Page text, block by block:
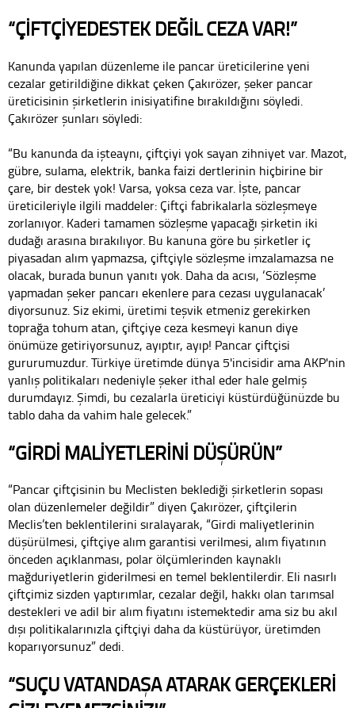
“ÇİFTÇİYEDESTEK DEĞİL CEZA VAR!”
Kanunda yapılan düzenleme ile pancar üreticilerine yeni
cezalar getirildiğine dikkat çeken Çakırözer, şeker pancar
üreticisinin şirketlerin inisiyatifine bırakıldığını söyledi.
Çakırözer şunları söyledi:
“Bu kanunda da işteaynı, çiftçiyi yok sayan zihniyet var. Mazot,
gübre, sulama, elektrik, banka faizi dertlerinin hiçbirine bir
çare, bir destek yok! Varsa, yoksa ceza var. İşte, pancar
üreticileriyle ilgili maddeler: Çiftçi fabrikalarla sözleşmeye
zorlanıyor. Kaderi tamamen sözleşme yapacağı şirketin iki
dudağı arasına bırakılıyor. Bu kanuna göre bu şirketler iç
piyasadan alım yapmazsa, çiftçiyle sözleşme imzalamazsa ne
olacak, burada bunun yanıtı yok. Daha da acısı, ‘Sözleşme
yapmadan şeker pancarı ekenlere para cezası uygulanacak’
diyorsunuz. Siz ekimi, üretimi teşvik etmeniz gerekirken
toprağa tohum atan, çiftçiye ceza kesmeyi kanun diye
önümüze getiriyorsunuz, ayıptır, ayıp! Pancar çiftçisi
gururumuzdur. Türkiye üretimde dünya 5'incisidir ama AKP'nin
yanlış politikaları nedeniyle şeker ithal eder hale gelmiş
durumdayız. Şimdi, bu cezalarla üreticiyi küstürdüğünüzde bu
tablo daha da vahim hale gelecek.”
“GİRDİ MALİYETLERİNİ DÜŞÜRÜN”
“Pancar çiftçisinin bu Meclisten beklediği şirketlerin sopası
olan düzenlemeler değildir” diyen Çakırözer, çiftçilerin
Meclis’ten beklentilerini sıralayarak, “Girdi maliyetlerinin
düşürülmesi, çiftçiye alım garantisi verilmesi, alım fiyatının
önceden açıklanması, polar ölçümlerinden kaynaklı
mağduriyetlerin giderilmesi en temel beklentilerdir. Eli nasırlı
çiftçimiz sizden yaptırımlar, cezalar değil, hakkı olan tarımsal
destekleri ve adil bir alım fiyatını istemektedir ama siz bu akıl
dışı politikalarınızla çiftçiyi daha da küstürüyor, üretimden
koparıyorsunuz” dedi.
“SUÇU VATANDAŞA ATARAK GERÇEKLERİ